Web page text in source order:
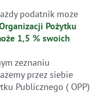
podatnik może
Pożytku
1,5 % swoich
zeznaniu
przez siebie
Publicznego ( OPP)